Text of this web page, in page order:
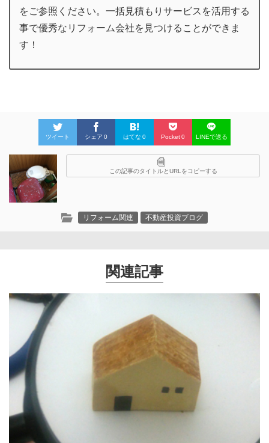
をご参照ください。一括見積もりサービスを活用する
事で優秀なリフォーム会社を見つけることができま
す！
ツイート シェア 0 はてな 0 Pocket0 LINEで送る
この記事のタイトルとURLをコピーする
リフォーム関連 不動産投資ブログ
関連記事